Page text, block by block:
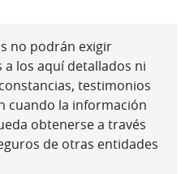
no podrán exigir
los aquí detallados ni
testimonios
cuando la información
obtenerse a través
de otras entidades